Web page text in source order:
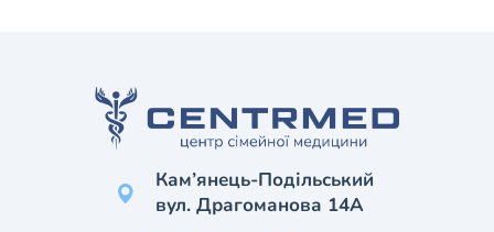
Кам’янець-Подільський
вул. Драгоманова 14А